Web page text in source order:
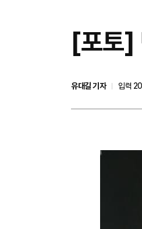
[포토]
유대길 기자
입력